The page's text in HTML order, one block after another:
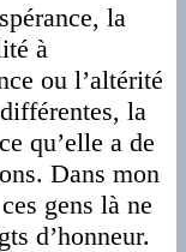
la
à
ou l’altérité
la
qu’elle a de
Dans mon
gens là ne
d’honneur.